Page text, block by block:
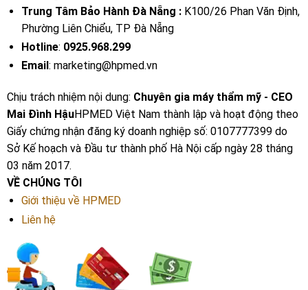
Trung Tâm Bảo Hành Đà Nẵng :K100/26 Phan Văn Định,
Phường Liên Chiểu, TP Đà Nẵng
Hotline: 0925.968.299
Email: marketing@hpmed.vn
Chịu trách nhiệm nội dung: Chuyên gia máy thẩm mỹ - CEO
Mai Đình HậuHPMED Việt Nam thành lập và hoạt động theo
Giấy chứng nhận đăng ký doanh nghiệp số: 0107777399 do
Sở Kế hoạch và Đầu tư thành phố Hà Nội cấp ngày 28 tháng
03 năm 2017.
VỀ CHÚNG TÔI
Giới thiệu về HPMED
Liên hệ